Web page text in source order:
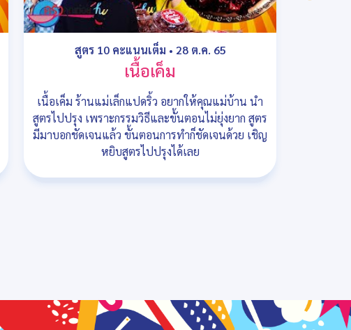
สูตร 10 คะแนนเต็ม • 28 ต.ค. 65
เนื้อเค็ม
เนื้อเค็ม ร้านแม่เล็กแปดริ้ว อยากให้คุณแม่บ้าน นำ
สูตรไปปรุง เพราะกรรมวิธีและขั้นตอนไม่ยุ่งยาก สูตร
มีมาบอกชัดเจนแล้ว ขั้นตอนการทำก็ชัดเจนด้วย เชิญ
หยิบสูตรไปปรุงได้เลย